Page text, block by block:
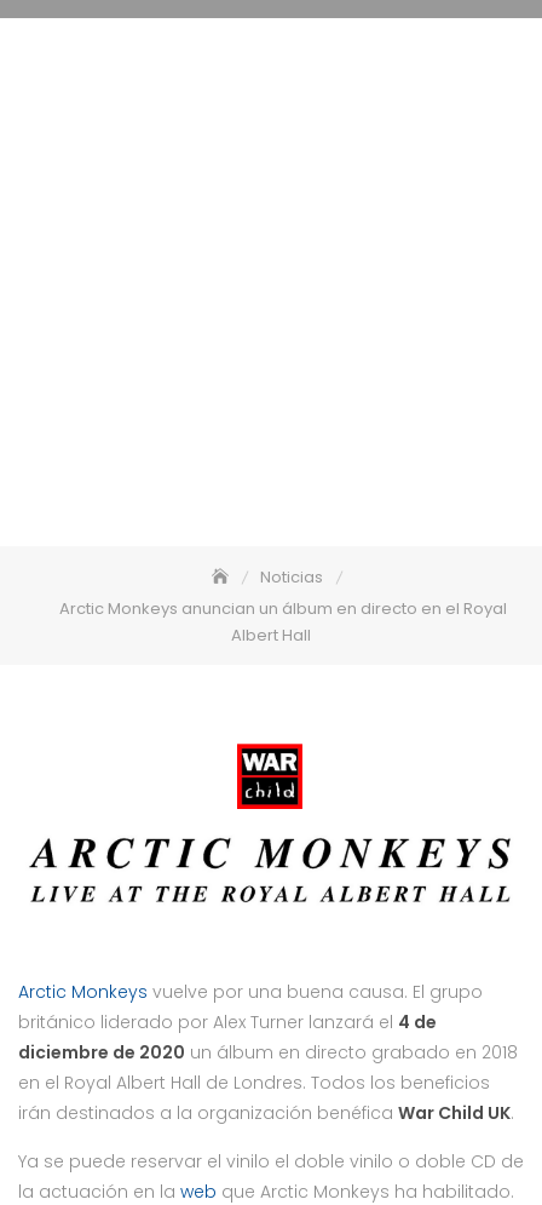
Noticias
Arctic Monkeys anuncian un álbum en directo en el Royal
Albert Hall
Arctic Monkeys vuelve por una buena causa. El grupo
británico liderado por Alex Turner lanzará el 4 de
diciembre de 2020 un álbum en directo grabado en 2018
en el Royal Albert Hall de Londres. Todos los beneficios
irán destinados a la organización benéfica War Child UK.
Ya se puede reservar el vinilo el doble vinilo o doble CD de
la actuación en la web que Arctic Monkeys ha habilitado.